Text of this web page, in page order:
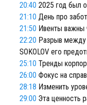
20:40 2025 год был
21:10 День про
21:50 Ивенты важны
22:20 Разрыв между
SOKOLOV его
25:10 Тренды
26:00 Фокус на
28:18 Изменить
29:00 Эта ценность